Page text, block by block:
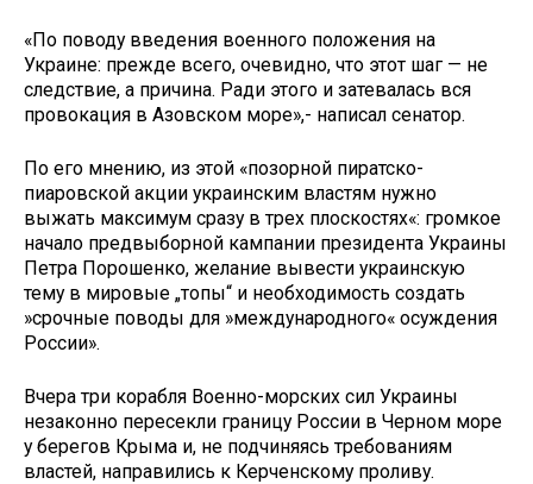
«По поводу введения военного положения на
Украине: прежде всего, очевидно, что этот шаг — не
следствие, а причина. Ради этого и затевалась вся
провокация в Азовском море»,- написал сенатор.
По его мнению, из этой «позорной пиратско-
пиаровской акции украинским властям нужно
выжать максимум сразу в трех плоскостях«: громкое
начало предвыборной кампании президента Украины
Петра Порошенко, желание вывести украинскую
тему в мировые „топы“ и необходимость создать
»срочные поводы для »международного« осуждения
России».
Вчера три корабля Военно-морских сил Украины
незаконно пересекли границу России в Черном море
у берегов Крыма и, не подчиняясь требованиям
властей, направились к Керченскому проливу.